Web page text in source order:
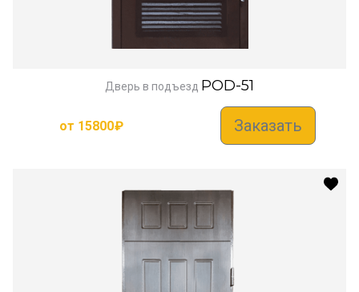
Дверь в подъезд POD-51
от 15800₽ Заказать